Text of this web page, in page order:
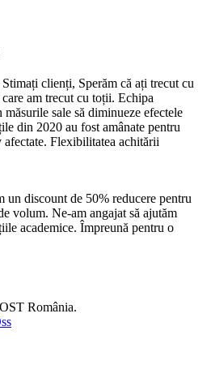
clienți, Sperăm că ați trecut cu
am trecut cu toții. Echipa
sale să diminueze efectele
din 2020 au fost amânate pentru
Flexibilitatea achitării
un discount de 50% reducere pentru
volum. Ne-am angajat să ajutăm
academice. Împreună pentru o
România.